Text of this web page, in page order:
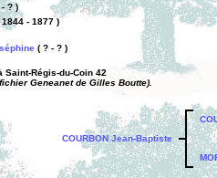
? )
- 1877 )
( ? - ? )
Saint-Régis-du-Coin 42
Geneanet de Gilles Boutte).
COURBON Jean-Baptiste